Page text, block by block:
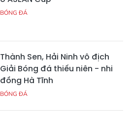
BÓNG ĐÁ
Thành Sen, Hải Ninh vô địch
Giải Bóng đá thiếu niên - nhi
đồng Hà Tĩnh
BÓNG ĐÁ